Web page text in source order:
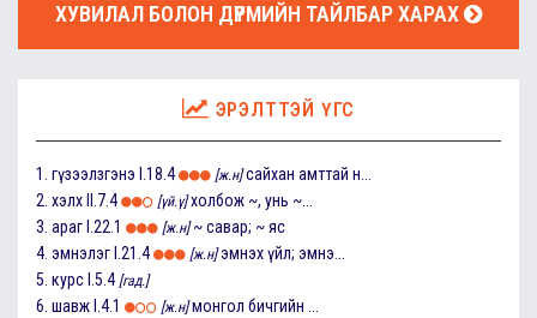
ХУВИЛАЛ БОЛОН ДҮРМИЙН ТАЙЛБАР ХАРАХ
ЭРЭЛТТЭЙ ҮГС
1. гүзээлзгэнэ I.18.4 [ж.н] сайхан амттай н...
2. хэлх II.7.4 [үй.ү] холбож ~, унь ~...
3. араг I.22.1 [ж.н] ~ савар; ~ яс
4. эмнэлэг I.21.4 [ж.н] эмнэх үйл; эмнэ...
5. курс I.5.4 [гад.]
6. шавж I.4.1 [ж.н] монгол бичгийн ...